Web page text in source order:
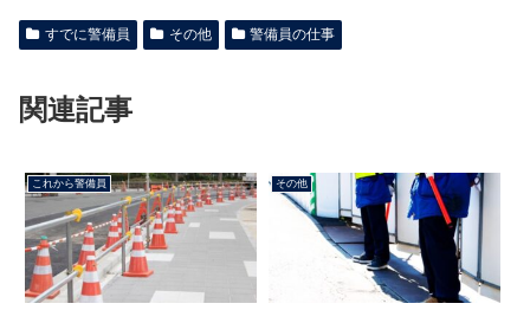
すでに警備員 その他 警備員の仕事
関連記事
これから警備員 その他